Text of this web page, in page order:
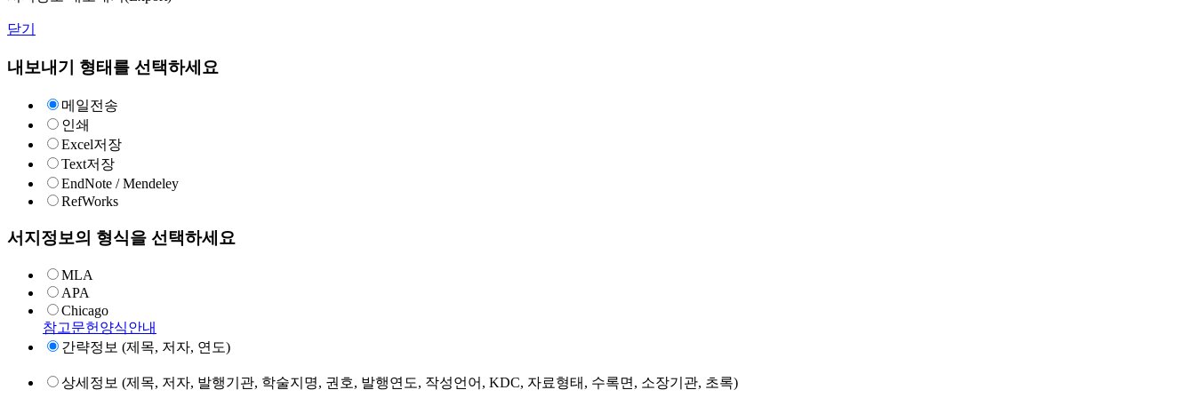
닫기
내보내기 형태를 선택하세요
메일전송
인쇄
Excel저장
Text저장
EndNote / Mendeley
RefWorks
서지정보의 형식을 선택하세요
MLA
APA
Chicago
참고문헌양식안내
간략정보 (제목, 저자, 연도)
상세정보 (제목, 저자, 발행기관, 학술지명, 권호, 발행연도, 작성언어, KDC, 자료형태, 수록면, 소장기관, 초록)